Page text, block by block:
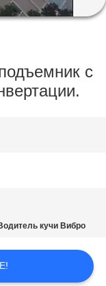
с
кучи Вибро